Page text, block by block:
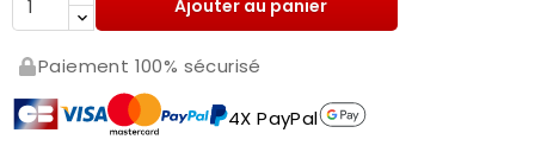
Ajouter au panier
Paiement 100% sécurisé
4X PayPal